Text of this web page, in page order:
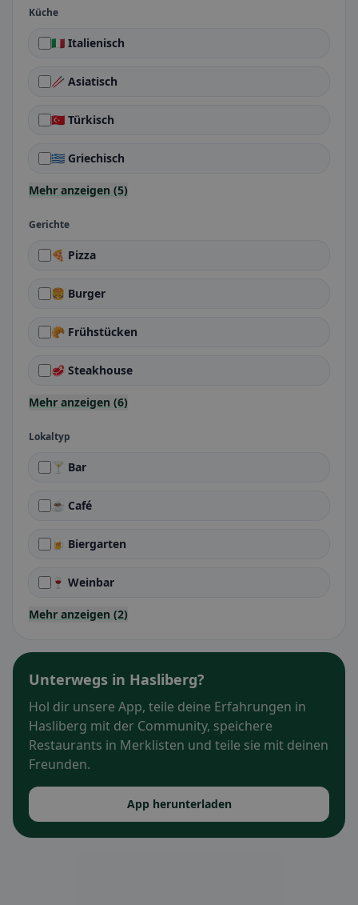
Küche
🇮🇹 Italienisch
🥢 Asiatisch
🇹🇷 Türkisch
🇬🇷 Griechisch
Mehr anzeigen (5)
Gerichte
🍕 Pizza
🍔 Burger
🥐 Frühstücken
🥩 Steakhouse
Mehr anzeigen (6)
Lokaltyp
🍸 Bar
☕ Café
🍺 Biergarten
🍷 Weinbar
Mehr anzeigen (2)
Unterwegs in Hasliberg?
Hol dir unsere App, teile deine Erfahrungen in
Hasliberg mit der Community, speichere
Restaurants in Merklisten und teile sie mit deinen
Freunden.
App herunterladen